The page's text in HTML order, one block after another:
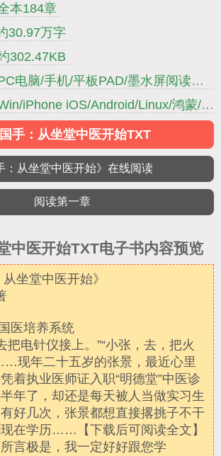
本184章
30.97万字
302.47KB
电脑/手机/平板PAD/墨水屏阅读器..
iPhone iOS/Android/Linux/鸿蒙/MIUI..
手：从坐堂中医开始TXT
：从坐堂中医开始》在线阅读
阅读第一章
中医开始TXT电子书内容预览